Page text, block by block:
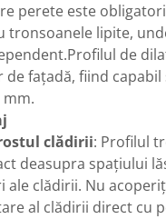
perete este
tronsoanele lipite,
de
fațadă, fiind capabil
mm.
clădirii: Profilul
deasupra spațiului
ale clădirii. Nu
al clădirii direct cu